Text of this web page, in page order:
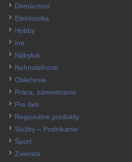
Domácnosť
Elektronika
Hobby
Iné
Nábytok
Nehnuteľnosti
Oblečenie
Práca, zamestnanie
Pre deti
Regionálne produkty
Služby – Podnikanie
Šport
Zvieratá